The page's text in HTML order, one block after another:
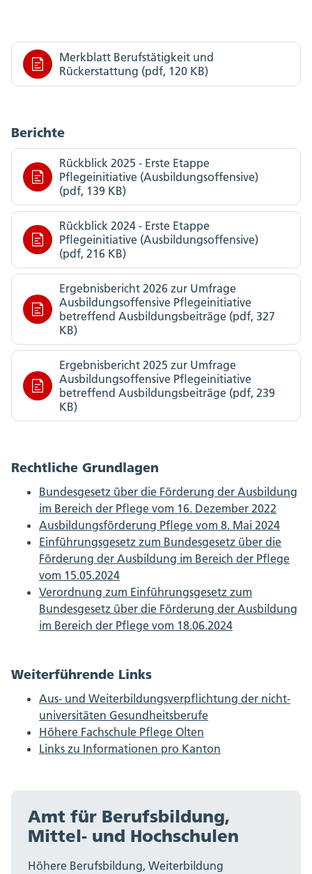
Merkblatt Berufstätigkeit und
Rückerstattung (pdf, 120 KB)
Berichte
Rückblick 2025 - Erste Etappe
Pflegeinitiative (Ausbildungsoffensive)
(pdf, 139 KB)
Rückblick 2024 - Erste Etappe
Pflegeinitiative (Ausbildungsoffensive)
(pdf, 216 KB)
Ergebnisbericht 2026 zur Umfrage
Ausbildungsoffensive Pflegeinitiative
betreffend Ausbildungsbeiträge (pdf, 327
KB)
Ergebnisbericht 2025 zur Umfrage
Ausbildungsoffensive Pflegeinitiative
betreffend Ausbildungsbeiträge (pdf, 239
KB)
Rechtliche Grundlagen
Bundesgesetz über die Förderung der Ausbildung
im Bereich der Pflege vom 16. Dezember 2022
Ausbildungsförderung Pflege vom 8. Mai 2024
Einführungsgesetz zum Bundesgesetz über die
Förderung der Ausbildung im Bereich der Pflege
vom 15.05.2024
Verordnung zum Einführungsgesetz zum
Bundesgesetz über die Förderung der Ausbildung
im Bereich der Pflege vom 18.06.2024
Weiterführende Links
Aus- und Weiterbildungsverpflichtung der nicht-
universitäten Gesundheitsberufe
Höhere Fachschule Pflege Olten
Links zu Informationen pro Kanton
Amt für Berufsbildung,
Mittel- und Hochschulen
Höhere Berufsbildung, Weiterbildung